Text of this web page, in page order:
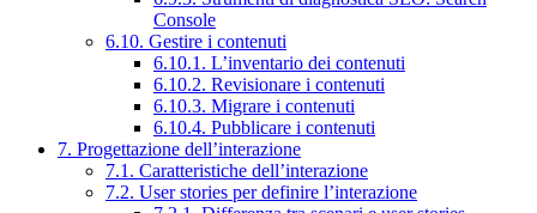
Console
6.10. Gestire i contenuti
6.10.1. L’inventario dei contenuti
6.10.2. Revisionare i contenuti
6.10.3. Migrare i contenuti
6.10.4. Pubblicare i contenuti
7. Progettazione dell’interazione
7.1. Caratteristiche dell’interazione
7.2. User stories per definire l’interazione